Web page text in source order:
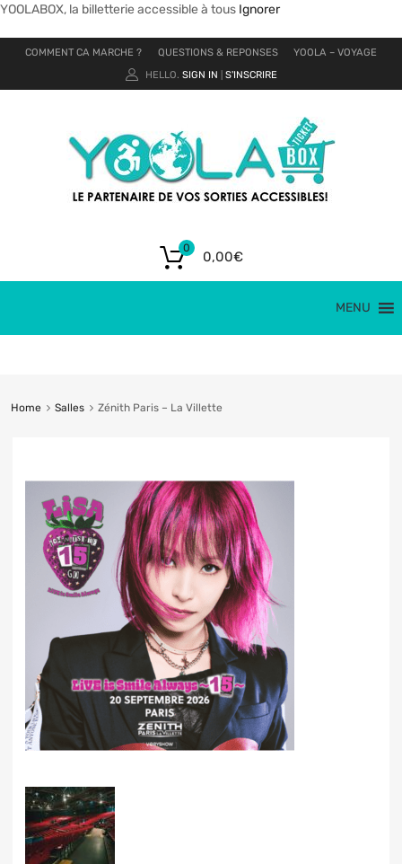
YOOLABOX, la billetterie accessible à tous Ignorer
COMMENT CA MARCHE ? QUESTIONS & REPONSES
YOOLA – VOYAGE
HELLO. SIGN IN S'INSCRIRE
0,00€
0
MENU
Home Salles Zénith Paris – La Villette